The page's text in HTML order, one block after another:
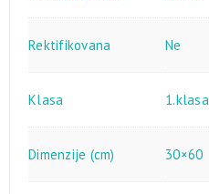
Rektifikovana Ne
Klasa 1.klasa
Dimenzije (cm) 30×60